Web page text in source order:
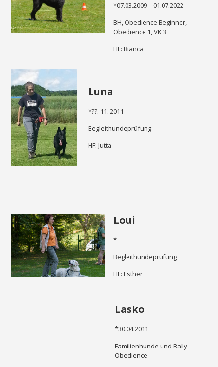
*07.03.2009 – 01.07.2022
BH, Obedience Beginner,
Obedience 1, VK 3
HF: Bianca
Luna
*??. 11. 2011
Begleithundeprüfung
HF: Jutta
Loui
*
Begleithundeprüfung
HF: Esther
Lasko
*30.04.2011
Familienhunde und Rally
Obedience